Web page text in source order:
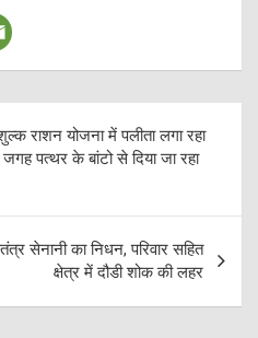
राशन योजना में पलीता लगा रहा
पत्थर के बांटो से दिया जा रहा
सेनानी का निधन, परिवार सहित
क्षेत्र में दौडी शोक की लहर